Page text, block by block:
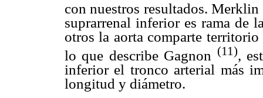
con nuestros resultados. Merklin
suprarrenal inferior es rama de
otros la aorta comparte
lo que describe Gagnon (11),
inferior el tronco arterial más
longitud y diámetro.